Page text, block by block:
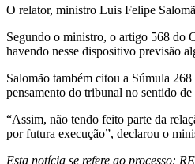
O relator, ministro Luis Felipe
Segundo o ministro, o artigo 568 do
havendo nesse dispositivo previsão
Salomão também citou a Súmula
pensamento do tribunal no sentido
“Assim, não tendo feito parte da
por futura execução”, declarou o
Esta notícia se refere ao processo: